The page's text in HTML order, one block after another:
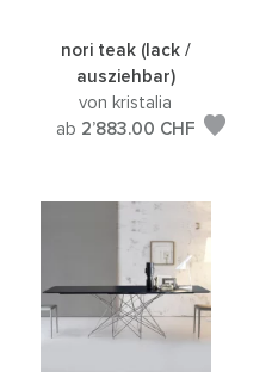
nori teak (lack /
ausziehbar)
von kristalia
ab 2’883.00 CHF